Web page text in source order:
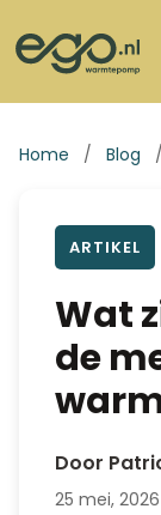
Home / Blog /
ARTIKEL
Wat
de
Door
25 mei, 2026